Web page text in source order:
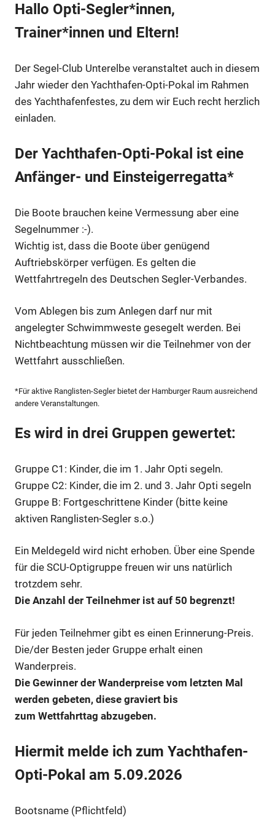
Hallo Opti-Segler*innen,
Trainer*innen und Eltern!
Der Segel-Club Unterelbe veranstaltet auch in diesem
Jahr wieder den Yachthafen-Opti-Pokal im Rahmen
des Yachthafenfestes, zu dem wir Euch recht herzlich
einladen.
Der Yachthafen-Opti-Pokal ist eine
Anfänger- und Einsteigerregatta*
Die Boote brauchen keine Vermessung aber eine
Segelnummer :-).
Wichtig ist, dass die Boote über genügend
Auftriebskörper verfügen. Es gelten die
Wettfahrtregeln des Deutschen Segler-Verbandes.
Vom Ablegen bis zum Anlegen darf nur mit
angelegter Schwimmweste gesegelt werden. Bei
Nichtbeachtung müssen wir die Teilnehmer von der
Wettfahrt ausschließen.
*Für aktive Ranglisten-Segler bietet der Hamburger Raum ausreichend
andere Veranstaltungen.
Es wird in drei Gruppen gewertet:
Gruppe C1: Kinder, die im 1. Jahr Opti segeln.
Gruppe C2: Kinder, die im 2. und 3. Jahr Opti segeln
Gruppe B: Fortgeschrittene Kinder (bitte keine
aktiven Ranglisten-Segler s.o.)
Ein Meldegeld wird nicht erhoben. Über eine Spende
für die SCU-Optigruppe freuen wir uns natürlich
trotzdem sehr.
Die Anzahl der Teilnehmer ist auf 50 begrenzt!
Für jeden Teilnehmer gibt es einen Erinnerung-Preis.
Die/der Besten jeder Gruppe erhalt einen
Wanderpreis.
Die Gewinner der Wanderpreise vom letzten Mal
werden gebeten, diese graviert bis
zum Wettfahrttag abzugeben.
Hiermit melde ich zum Yachthafen-
Opti-Pokal am 5.09.2026
Bootsname (Pflichtfeld)